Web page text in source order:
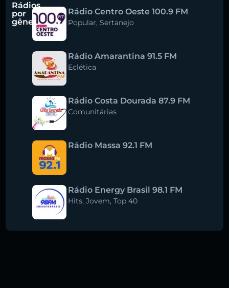
Rádios
por
gênero
Rádio Centro Oeste 100.9 FM
Popular, Sertanejo
Rádio Amarantina 91.5 FM
Eclética
Rádio Costa Dourada 87.9 FM
Comunitárias
Rádio Massa 92.1 FM
Rádio Energy Brasil 98.1 FM
Hits,Jovem,Top 40